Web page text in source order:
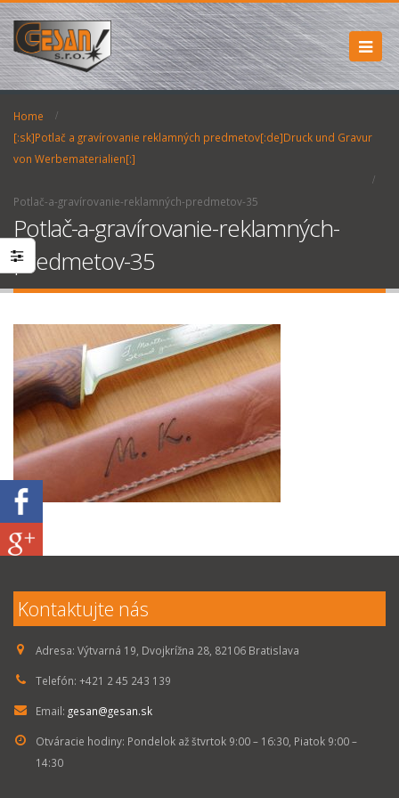
Home
[:sk]Potlač a gravírovanie reklamných predmetov[:de]Druck und Gravur
von Werbematerialien[:]
Potlač-a-gravírovanie-reklamných-predmetov-35
Potlač-a-gravírovanie-reklamných-
predmetov-35
Kontaktujte nás
Adresa: Výtvarná 19, Dvojkrížna 28, 82106 Bratislava
Telefón: +421 2 45 243 139
Email: gesan@gesan.sk
Otváracie hodiny: Pondelok až štvrtok 9:00 – 16:30, Piatok 9:00 –
14:30